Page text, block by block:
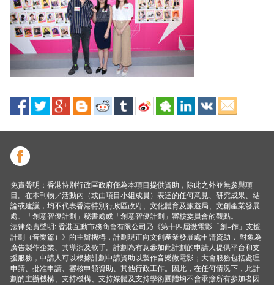
免責聲明：香港特別行政區政府僅為本項目提供資助，除此之外並無參與項
目。在本刊物／活動內（或由項目小組成員）表達的任何意見、研究成果、結
論或建議，均不代表香港特別行政區政府、文化體育及旅遊局、文創產業發展
處、「創意智優計劃」秘書處或「創意智優計劃」審核委員會的觀點。
法律免責聲明: 香港互動市務商會有限公司乃《第十四屆微電影「創+作」支援
計劃（音樂篇）》的主辦機構，計劃現正向文創產業發展處申請資助， 對象為
廣告製作企業、其導演及歌手。計劃為有意參加此計劃的申請人提供平台和支
援服務，申請人可以根據計劃申請資助以製作音樂微電影；大會服務包括處理
申請、批准申請、審核申領資助、其他行政工作。因此，在任何情況下，此計
劃的主辦機構、支持機構、支持媒體及支持學術圑體均不會承擔所有參加者因